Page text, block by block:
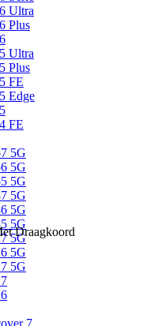
Ultra
Plus
Ultra
Plus
FE
Edge
FE
5G
5G
5G
5G
5G
5G
5G
5G
5G
7
Draagkoord